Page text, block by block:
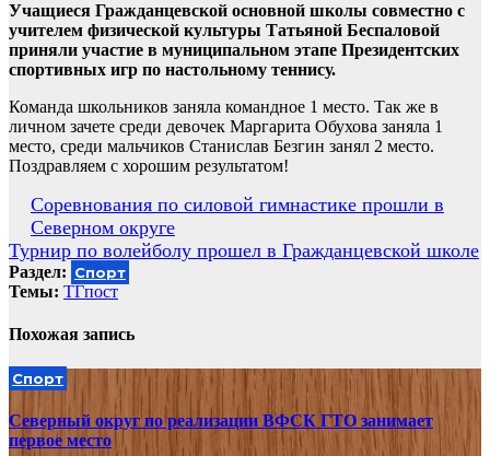
Учащиеся Гражданцевской основной школы совместно с
учителем физической культуры Татьяной Беспаловой
приняли участие в муниципальном этапе Президентских
спортивных игр по настольному теннису.
Команда школьников заняла командное 1 место. Так же в
личном зачете среди девочек Маргарита Обухова заняла 1
место, среди мальчиков Станислав Безгин занял 2 место.
Поздравляем с хорошим результатом!
Навигация
по
записям
Соревнования по силовой гимнастике прошли в
Северном округе
Турнир по волейболу прошел в Гражданцевской школе
Раздел: Спорт
Темы: ТГпост
Похожая запись
Спорт
Северный округ по реализации ВФСК ГТО занимает
первое место